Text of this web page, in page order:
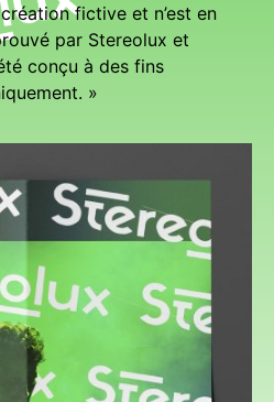
fictive et n’est en
par Stereolux et
conçu à des fins
»